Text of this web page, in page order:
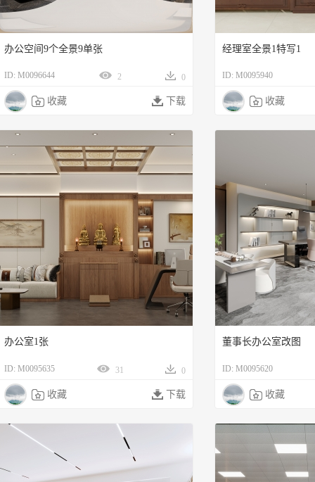
办公空间9个全景9单张
ID: M0096644 2 0
 收藏  下载
经理室全景1特写1
ID: M0095940
 收藏
办公室1张
ID: M0095635 31 0
 收藏  下载
董事长办公室改图
ID: M0095620
 收藏